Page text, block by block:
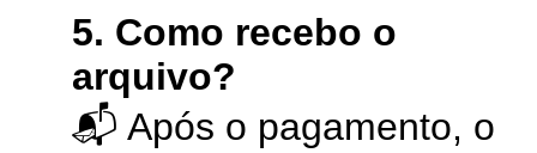
5. Como recebo o
arquivo?
📬 Após o pagamento, o